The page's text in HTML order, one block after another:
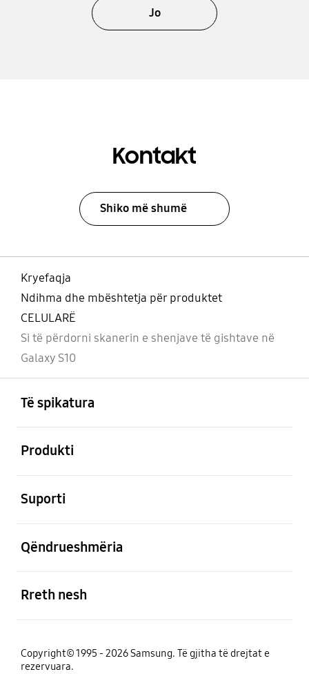
Jo
Kontakt
Shiko më shumë
Kryefaqja
Ndihma dhe mbështetja për produktet
CELULARË
Si të përdorni skanerin e shenjave të gishtave në
Galaxy S10
Të spikatura
Produkti
Suporti
Qëndrueshmëria
Rreth nesh
Copyright© 1995 - 2026 Samsung. Të gjitha të drejtat e
rezervuara.